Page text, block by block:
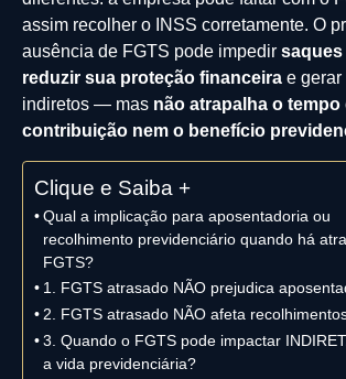
assim recolher o INSS corretamente. O
ausência de FGTS pode impedir
reduzir sua proteção financeira e
indiretos — mas não atrapalha o tempo
contribuição nem o benefício
Clique e Saiba +
Qual a implicação para aposentadoria ou
recolhimento previdenciário quando há
FGTS?
1. FGTS atrasado NÃO prejudica
2. FGTS atrasado NÃO afeta
3. Quando o FGTS pode impactar
a vida previdenciária?